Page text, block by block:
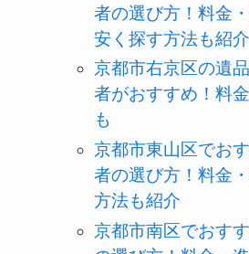
者の選び方！料金
安く探す方法も紹介
京都市右京区の遺
者がおすすめ！料
も
京都市東山区でお
者の選び方！料金
方法も紹介
京都市南区でおす